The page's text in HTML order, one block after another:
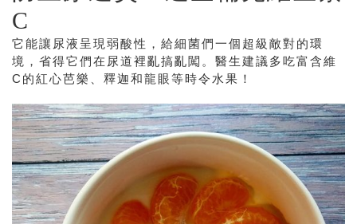
C
它能讓尿液呈現弱酸性，給細菌們一個超級敵對的環
境，省得它們在尿道裡亂搞亂闖。醫生建議多吃富含維
C的紅心芭樂、釋迦和龍眼等時令水果！